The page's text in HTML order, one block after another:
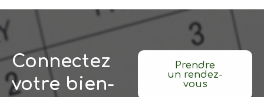
Connectez
votre bien-
Prendre
un rendez-
vous